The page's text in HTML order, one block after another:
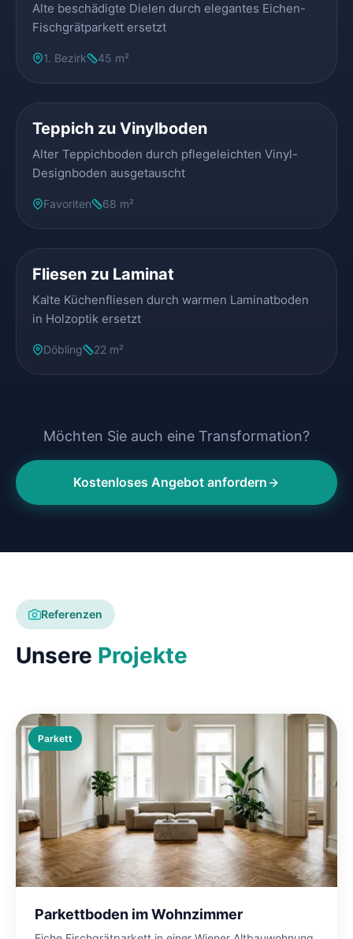
Alte beschädigte Dielen durch elegantes Eichen-
Fischgrätparkett ersetzt
1. Bezirk 45 m²
Teppich zu Vinylboden
Alter Teppichboden durch pflegeleichten Vinyl-
Designboden ausgetauscht
Favoriten 68 m²
Fliesen zu Laminat
Kalte Küchenfliesen durch warmen Laminatboden
in Holzoptik ersetzt
Döbling 22 m²
Möchten Sie auch eine Transformation?
Kostenloses Angebot anfordern
Referenzen
Unsere Projekte
Parkett
Parkettboden im Wohnzimmer